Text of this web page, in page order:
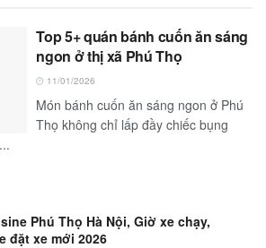
Top 5+ quán bánh cuốn ăn sáng
ngon ở thị xã Phú Thọ
11/01/2026
Món bánh cuốn ăn sáng ngon ở Phú
Thọ không chỉ lấp đầy chiếc bụng
Phú Thọ Hà Nội, Giờ xe chạy,
đặt xe mới 2026